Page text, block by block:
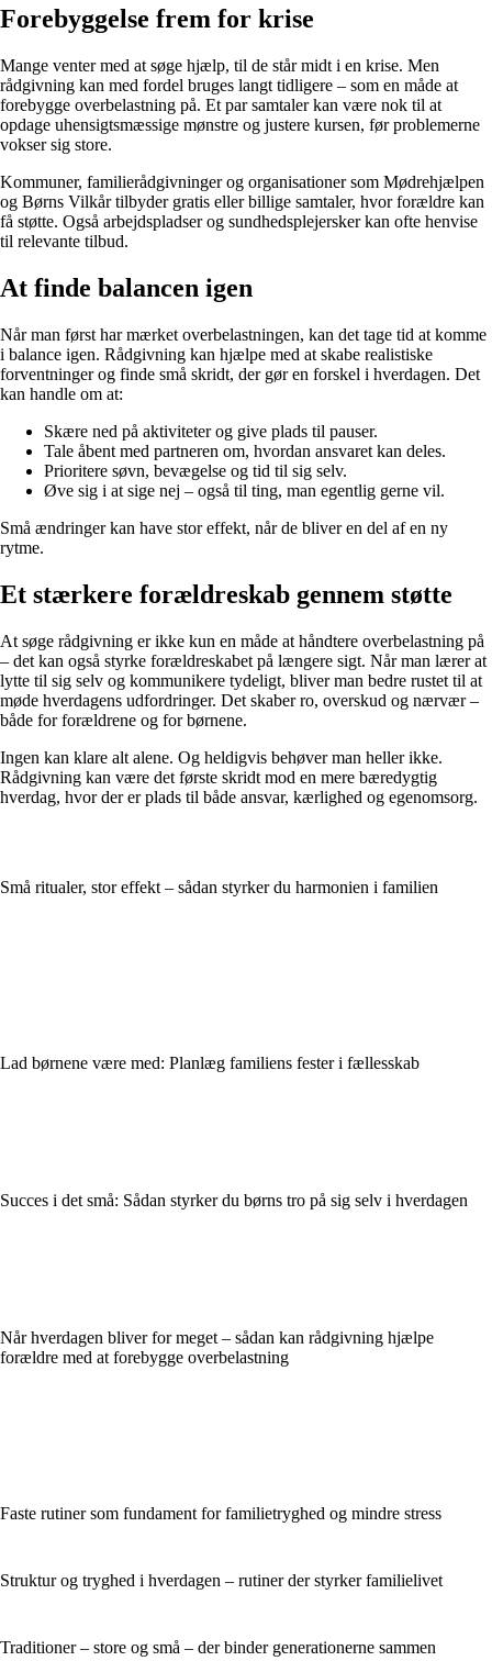
Forebyggelse frem for krise
Mange venter med at søge hjælp, til de står midt i en krise. Men
rådgivning kan med fordel bruges langt tidligere – som en måde at
forebygge overbelastning på. Et par samtaler kan være nok til at
opdage uhensigtsmæssige mønstre og justere kursen, før problemerne
vokser sig store.
Kommuner, familierådgivninger og organisationer som Mødrehjælpen
og Børns Vilkår tilbyder gratis eller billige samtaler, hvor forældre kan
få støtte. Også arbejdspladser og sundhedsplejersker kan ofte henvise
til relevante tilbud.
At finde balancen igen
Når man først har mærket overbelastningen, kan det tage tid at komme
i balance igen. Rådgivning kan hjælpe med at skabe realistiske
forventninger og finde små skridt, der gør en forskel i hverdagen. Det
kan handle om at:
Skære ned på aktiviteter og give plads til pauser.
Tale åbent med partneren om, hvordan ansvaret kan deles.
Prioritere søvn, bevægelse og tid til sig selv.
Øve sig i at sige nej – også til ting, man egentlig gerne vil.
Små ændringer kan have stor effekt, når de bliver en del af en ny
rytme.
Et stærkere forældreskab gennem støtte
At søge rådgivning er ikke kun en måde at håndtere overbelastning på
– det kan også styrke forældreskabet på længere sigt. Når man lærer at
lytte til sig selv og kommunikere tydeligt, bliver man bedre rustet til at
møde hverdagens udfordringer. Det skaber ro, overskud og nærvær –
både for forældrene og for børnene.
Ingen kan klare alt alene. Og heldigvis behøver man heller ikke.
Rådgivning kan være det første skridt mod en mere bæredygtig
hverdag, hvor der er plads til både ansvar, kærlighed og egenomsorg.
Små ritualer, stor effekt – sådan styrker du harmonien i familien
Lad børnene være med: Planlæg familiens fester i fællesskab
Succes i det små: Sådan styrker du børns tro på sig selv i hverdagen
Når hverdagen bliver for meget – sådan kan rådgivning hjælpe
forældre med at forebygge overbelastning
Faste rutiner som fundament for familietryghed og mindre stress
Struktur og tryghed i hverdagen – rutiner der styrker familielivet
Traditioner – store og små – der binder generationerne sammen